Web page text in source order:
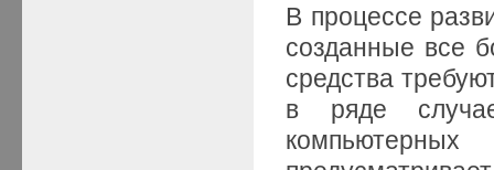
В процессе
созданные все
средства
в ряде